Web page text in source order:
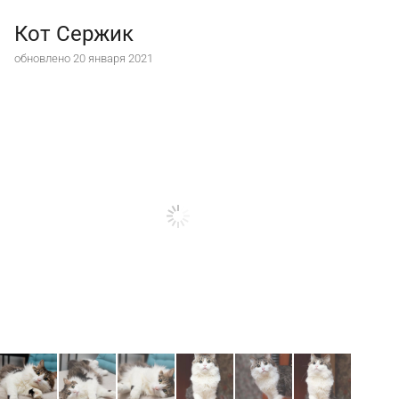
Кот Сержик
обновлено 20 января 2021